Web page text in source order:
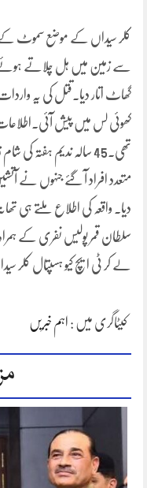
کلر سیداں کے موضع سموٹ کے
سے زمین میں ہل چلاتے ہوئے
گھاٹ اتار دیا۔قتل کی یہ
کھوئی لس میں پیش
تھی۔45 سالہ ندیم ہفتہ
متعدد افراد آ گئے جنہوں نے
دیا۔ واقعہ کی اطلاع ملتے ہی
سلطان قمر پولیس نفری کے ہمراہ
لے کر ٹی ایچ کیو ہسپتال کلر
کیٹاگری میں : اہم خبریں